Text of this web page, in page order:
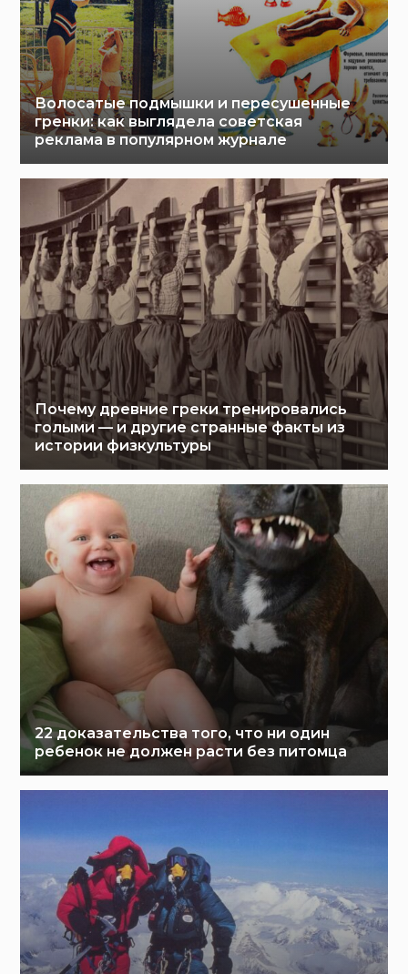
Волосатые подмышки и пересушенные
гренки: как выглядела советская
реклама в популярном журнале
Почему древние греки тренировались
голыми — и другие странные факты из
истории физкультуры
22 доказательства того, что ни один
ребенок не должен расти без питомца